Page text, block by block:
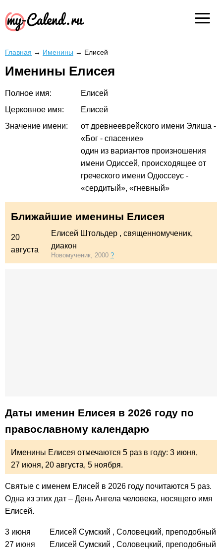
Главная → Именины → Елисей
Именины Елисея
Полное имя:
Елисей
Церковное имя:
Елисей
Значение имени:
от древнееврейского имени Элиша -
«Бог - спасение»
один из вариантов произношения
имени Одиссей, происходящее от
греческого имени Одюссеус -
«сердитый», «гневный»
Ближайшие именины Елисея
20
августа
Елисей Штольдер , священномученик,
диакон
Новомученик, 2000 ?
Даты именин Елисея в 2026 году по
православному календарю
Именины Елисея отмечаются 5 раз в году: 3 июня,
27 июня, 20 августа, 5 ноября.
Святые с именем Елисей в 2026 году почитаются 5 раз.
Одна из этих дат – День Ангела человека, носящего имя
Елисей.
3 июня Елисей Сумский , Соловецкий, преподобный
27 июня
Елисей Сумский , Соловецкий, преподобный